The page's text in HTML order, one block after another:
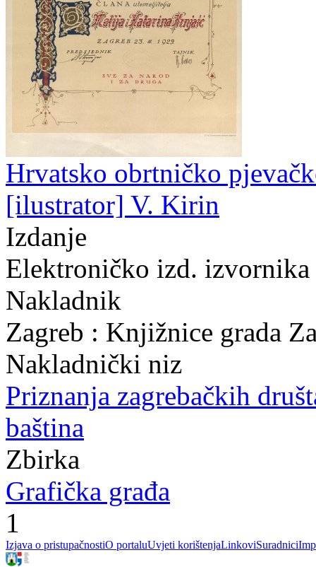
Hrvatsko obrtničko
[ilustrator] V. Kirin
Izdanje
Elektroničko izd. izvornika
Nakladnik
Zagreb : Knjižnice grada
Nakladnički niz
Priznanja zagrebačkih
baština
Zbirka
Grafička građa
1
Izjava o pristupačnostiO portaluUvjeti korištenjaLinkoviSuradnici